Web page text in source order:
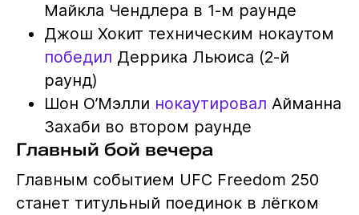
Майкла Чендлера в 1-м раунде
Джош Хокит техническим нокаутом
победил Деррика Льюиса (2-й
раунд)
Шон О’Мэлли нокаутировал Айманна
Захаби во втором раунде
Главный бой вечера
Главным событием UFC Freedom 250
станет титульный поединок в лёгком